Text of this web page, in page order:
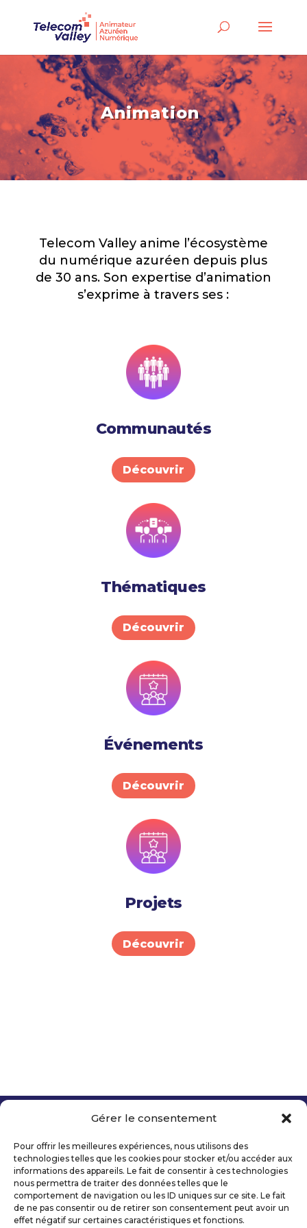
Gérer le consentement
Pour offrir les meilleures expériences, nous utilisons des
technologies telles que les cookies pour stocker et/ou accéder aux
informations des appareils. Le fait de consentir à ces technologies
nous permettra de traiter des données telles que le
comportement de navigation ou les ID uniques sur ce site. Le fait
de ne pas consentir ou de retirer son consentement peut avoir un
effet négatif sur certaines caractéristiques et fonctions.
Animation
Telecom Valley anime l’écosystème
du numérique azuréen depuis plus
de 30 ans. Son expertise d’animation
s’exprime à travers ses :
Communautés
Découvrir
Thématiques
Découvrir
Événements
Découvrir
Projets
Découvrir
Mentions légales
Politique de confidentialité
Déclaration d’accessibilité numérique
Ils nous soutiennent